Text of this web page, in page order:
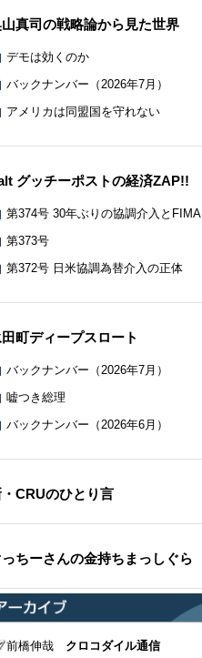
真司の戦略論から見た世界
デモは効くのか
バックナンバー（2026年7月）
アメリカは同盟国を守れない
グッチーポストの経済ZAP!!
第374号 30年ぶりの協調介入とFIMA
第373号
第372号 日米協調為替介入の正体
町ディープスロート
バックナンバー（2026年7月）
嘘つき総理
バックナンバー（2026年6月）
・CRUのひとり言
っちーさんの金持ちまっしぐら
前橋伸哉 クロコダイル通信